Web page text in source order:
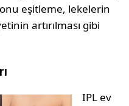
eşitleme, lekelerin
artırılması gibi
IPL ev